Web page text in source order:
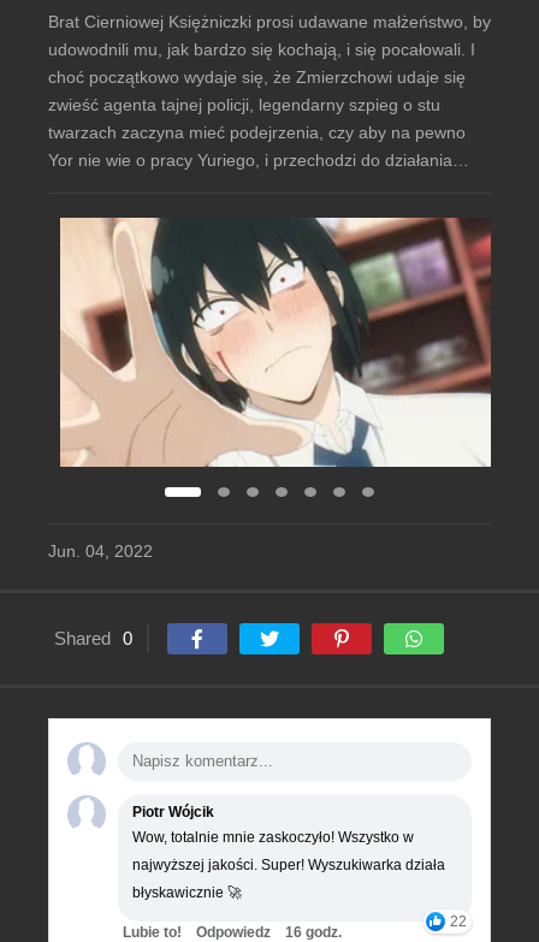
Brat Cierniowej Księżniczki prosi udawane małżeństwo, by
udowodnili mu, jak bardzo się kochają, i się pocałowali. I
choć początkowo wydaje się, że Zmierzchowi udaje się
zwieść agenta tajnej policji, legendarny szpieg o stu
twarzach zaczyna mieć podejrzenia, czy aby na pewno
Yor nie wie o pracy Yuriego, i przechodzi do działania…
Jun. 04, 2022
Shared 0
Piotr Wójcik
Wow, totalnie mnie zaskoczyło! Wszystko w
najwyższej jakości. Super! Wyszukiwarka działa
błyskawicznie 🚀
22
Lubie to! Odpowiedz
16 godz.